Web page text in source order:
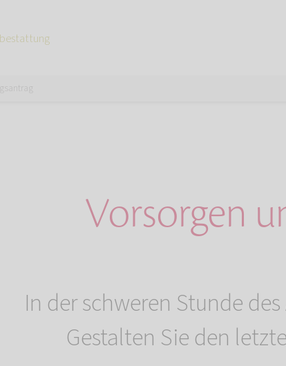
Vorsorgen
In der schweren Stunde
Gestalten Sie den